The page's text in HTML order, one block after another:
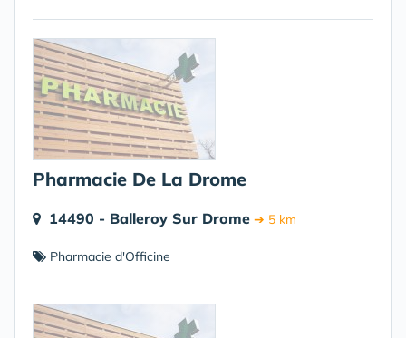
Pharmacie De La Drome
14490 - Balleroy Sur Drome ➔ 5 km
Pharmacie d'Officine